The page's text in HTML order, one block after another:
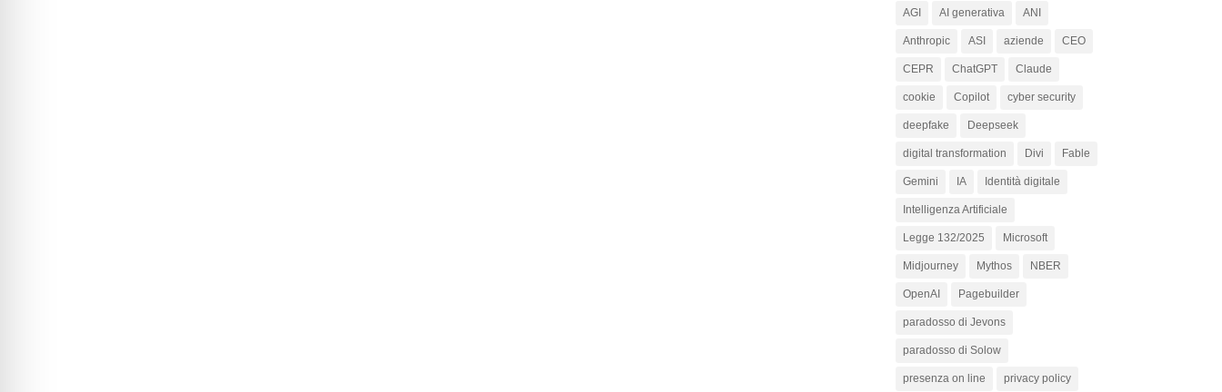
AGI AI generativa ANI
Anthropic ASI aziende CEO
CEPR ChatGPT Claude
cookie Copilot cyber security
deepfake Deepseek
digital transformation Divi Fable
Gemini IA Identità digitale
Intelligenza Artificiale
Legge 132/2025 Microsoft
Midjourney Mythos NBER
OpenAI Pagebuilder
paradosso di Jevons
paradosso di Solow
presenza on line privacy policy